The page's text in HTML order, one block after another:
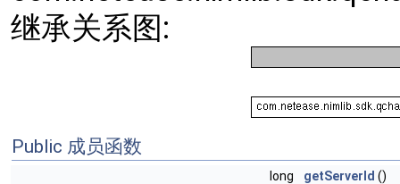
继承关系图:
Public 成员函数
long getServerId ()